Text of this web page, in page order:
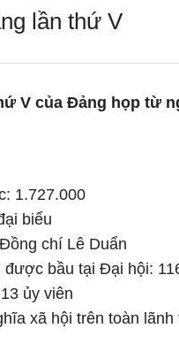
lần thứ V
V của Đảng họp từ
1.727.000
biểu
chí Lê Duẩn
bầu tại Đại hội:
ủy viên
xã hội trên toàn lãnh